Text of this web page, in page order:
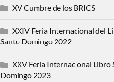
XV Cumbre de los BRICS
XXIV Feria Internacional del
Santo Domingo 2022
XXV Feria Internacional Libro
Domingo 2023